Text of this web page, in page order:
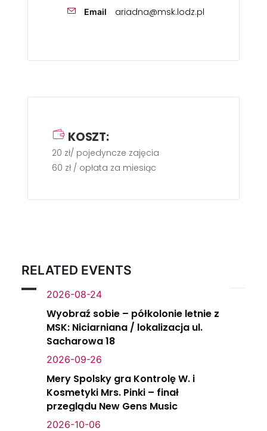
Email ariadna@msk.lodz.pl
KOSZT:
20 zł/ pojedyncze zajęcia
60 zł / opłata za miesiąc
RELATED EVENTS
2026-08-24
Wyobraź sobie – półkolonie letnie z
MSK: Niciarniana / lokalizacja ul.
Sacharowa 18
2026-09-26
Mery Spolsky gra Kontrolę W. i
Kosmetyki Mrs. Pinki – finał
przeglądu New Gens Music
2026-10-06